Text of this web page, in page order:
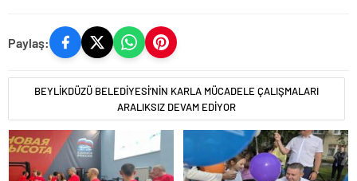
Paylaş:
BEYLİKDÜZÜ BELEDİYESİ’NİN KARLA MÜCADELE ÇALIŞMALARI
ARALIKSIZ DEVAM EDİYOR